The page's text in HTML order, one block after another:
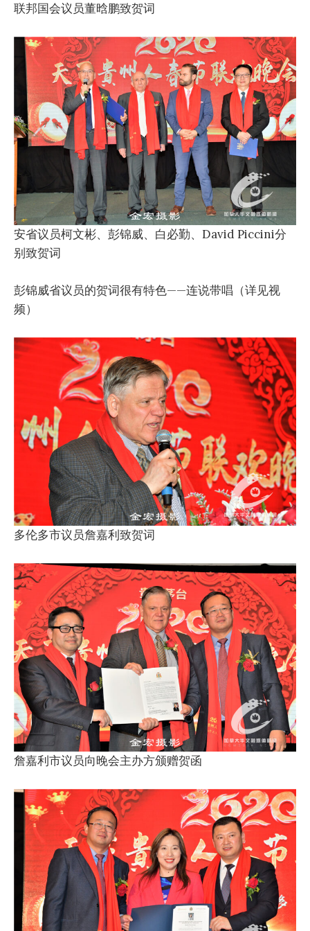
联邦国会议员董晗鹏致贺词
安省议员柯文彬、彭锦威、白必勤、David Piccini分
别致贺词
彭锦威省议员的贺词很有特色——连说带唱（详见视
频）
多伦多市议员詹嘉利致贺词
詹嘉利市议员向晚会主办方颁赠贺函